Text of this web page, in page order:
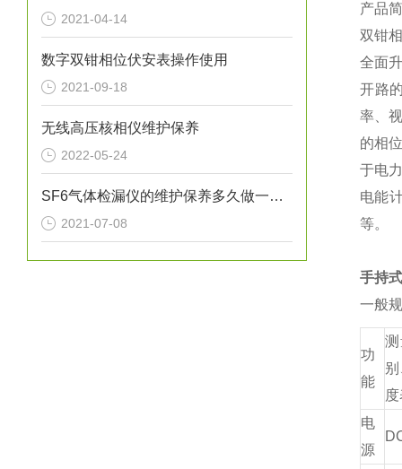
2021-04-14
数字双钳相位伏安表操作使用
2021-09-18
无线高压核相仪维护保养
2022-05-24
SF6气体检漏仪的维护保养多久做一次？
2021-07-08
产品
双钳
全面
开路
率、
的相
于电
电能
等。
手持
一般
功
能
电
源